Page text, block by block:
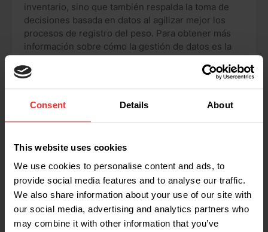
Consent Details About
This website uses cookies
We use cookies to personalise content and ads, to
provide social media features and to analyse our traffic.
We also share information about your use of our site with
our social media, advertising and analytics partners who
may combine it with other information that you’ve
inventario, sino que también respalda la toma de
decisiones basada en datos al agilizar mejor los
procesos de registro del peso. Para obtener más
información sobre cómo la gestión de datos es la
base de procesos empresariales más inteligentes,
lea nuestro blog.